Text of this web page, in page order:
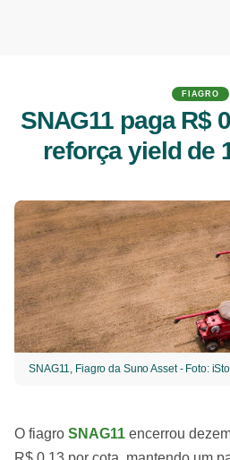
FIAGRO
SNAG11 paga R$
reforça yield de
SNAG11, Fiagro da Suno Asset - Foto:
O fiagro SNAG11 encerrou